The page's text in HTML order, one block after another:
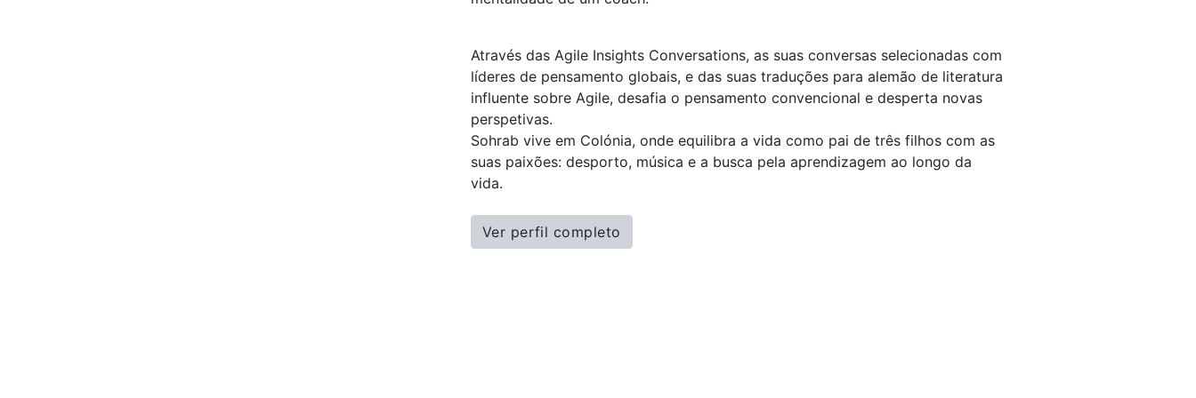
Através das Agile Insights Conversations, as suas conversas selecionadas com
líderes de pensamento globais, e das suas traduções para alemão de literatura
influente sobre Agile, desafia o pensamento convencional e desperta novas
perspetivas.
Sohrab vive em Colónia, onde equilibra a vida como pai de três filhos com as
suas paixões: desporto, música e a busca pela aprendizagem ao longo da
vida.
Ver perfil completo